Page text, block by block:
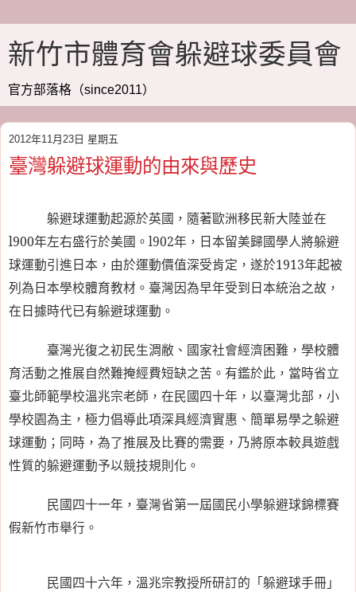
新竹市體育會躲避球委員會
官方部落格（since2011）
2012年11月23日 星期五
臺灣躲避球運動的由來與歷史
躲避球運動起源於英國，隨著歐洲移民新大陸並在
l900年左右盛行於美國。 l902年，日本留美歸國學人將躲避
球運動引進日本，由於運動價值深受肯定，遂於1913年起被
列為日本學校體育教材。臺灣因為早年受到日本統治之故，
在日據時代已有躲避球運動。
臺灣光復之初民生淍敝、國家社會經濟困難，學校體
育活動之推展自然難掩經費短缺之苦。有鑑於此，當時省立
臺北師範學校溫兆宗老師，在民國四十年，以臺灣北部，小
學校園為主，極力倡導此項深具經濟實惠、簡單易學之躲避
球運動；同時，為了推展及比賽的需要，乃將原本較具遊戲
性質的躲避運動予以競技規則化。
民國四十一年，臺灣省第一屆國民小學躲避球錦標賽
假新竹市舉行。
民國四十六年，溫兆宗教授所研訂的「躲避球手冊」